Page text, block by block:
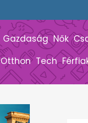
Gazdaság Nők
Otthon Tech